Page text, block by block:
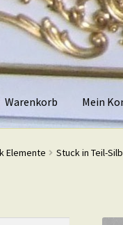
Warenkorb Mein
Mein Konto Kasse
Elemente Stuck in Teil-